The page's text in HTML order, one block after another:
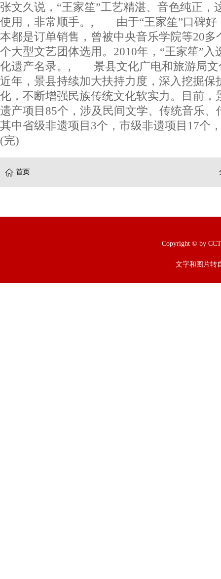
张文久说，“王家笙”工艺精湛、音色纯正，
使用，非常顺手。, 由于“王家笙”口碑好
本都是订单销售，曾被中央音乐学院等20多
个大型文艺团体选用。2010年，“王家笙”
化遗产名录。, 景县文化广电和旅游局文
近年，景县持续加大扶持力度，深入挖掘保
化，不断增强民族传统文化软实力。目前，
遗产项目85个，涉及民间文学、传统音乐、
其中省级非遗项目3个，市级非遗项目17个
(完)
首页
Copyright © by
文字和图片转